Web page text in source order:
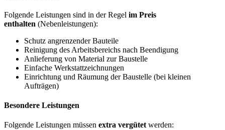
Folgende Leistungen sind in der Regel im Preis
enthalten (Nebenleistungen):
Schutz angrenzender Bauteile
Reinigung des Arbeitsbereichs nach Beendigung
Anlieferung von Material zur Baustelle
Einfache Werkstattzeichnungen
Einrichtung und Räumung der Baustelle (bei kleinen
Aufträgen)
Besondere Leistungen
Folgende Leistungen müssen extra vergütet werden: